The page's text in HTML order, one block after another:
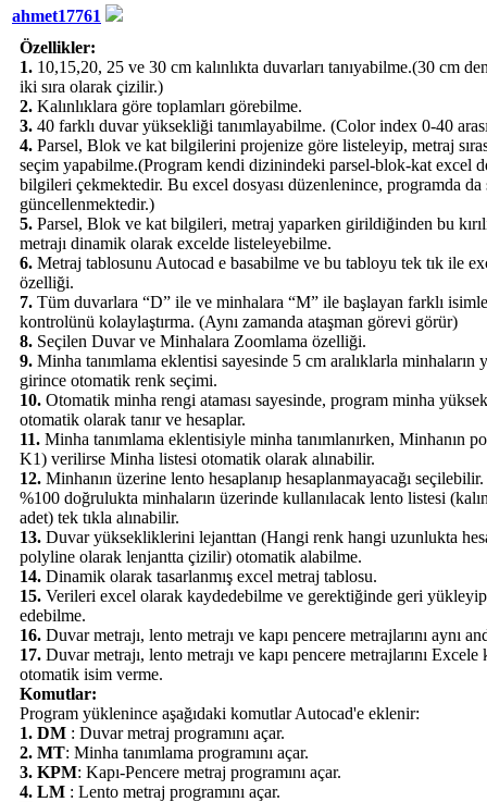
ahmet17761
Özellikler:
1. 10,15,20, 25 ve 30 cm kalınlıkta duvarları tanıyabilme.(30 cm
iki sıra olarak çizilir.)
2. Kalınlıklara göre toplamları görebilme.
3. 40 farklı duvar yüksekliği tanımlayabilme. (Color index 0-40
4. Parsel, Blok ve kat bilgilerini projenize göre listeleyip, metraj
seçim yapabilme.(Program kendi dizinindeki parsel-blok-kat excel
bilgileri çekmektedir. Bu excel dosyası düzenlenince, programda da
güncellenmektedir.)
5. Parsel, Blok ve kat bilgileri, metraj yaparken girildiğinden bu
metrajı dinamik olarak excelde listeleyebilme.
6. Metraj tablosunu Autocad e basabilme ve bu tabloyu tek tık ile
özelliği.
7. Tüm duvarlara “D” ile ve minhalara “M” ile başlayan farklı
kontrolünü kolaylaştırma. (Aynı zamanda ataşman görevi görür)
8. Seçilen Duvar ve Minhalara Zoomlama özelliği.
9. Minha tanımlama eklentisi sayesinde 5 cm aralıklarla
girince otomatik renk seçimi.
10. Otomatik minha rengi ataması sayesinde, program minha
otomatik olarak tanır ve hesaplar.
11. Minha tanımlama eklentisiyle minha tanımlanırken, Minhanın
K1) verilirse Minha listesi otomatik olarak alınabilir.
12. Minhanın üzerine lento hesaplanıp hesaplanmayacağı
%100 doğrulukta minhaların üzerinde kullanılacak lento listesi
adet) tek tıkla alınabilir.
13. Duvar yüksekliklerini lejanttan (Hangi renk hangi uzunlukta
polyline olarak lenjantta çizilir) otomatik alabilme.
14. Dinamik olarak tasarlanmış excel metraj tablosu.
15. Verileri excel olarak kaydedebilme ve gerektiğinde geri
edebilme.
16. Duvar metrajı, lento metrajı ve kapı pencere metrajlarını aynı
17. Duvar metrajı, lento metrajı ve kapı pencere metrajlarını Excele
otomatik isim verme.
Komutlar:
Program yüklenince aşağıdaki komutlar Autocad'e eklenir:
1. DM : Duvar metraj programını açar.
2. MT: Minha tanımlama programını açar.
3. KPM: Kapı-Pencere metraj programını açar.
4. LM : Lento metraj programını açar.